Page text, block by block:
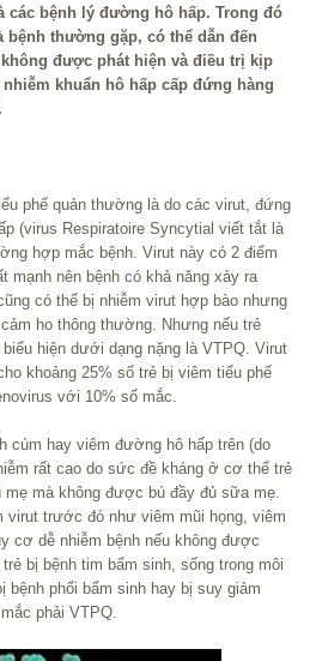
các bệnh lý đường hô hấp. Trong đó
bệnh thường gặp, có thể dẫn đến
được phát hiện và điều trị kịp
khuẩn hô hấp cấp đứng hàng
phế quản thường là do các virut, đứng
(virus Respiratoire Syncytial viết tắt là
hợp mắc bệnh. Virut này có 2 điểm
mạnh nên bệnh có khả năng xảy ra
có thể bị nhiễm virut hợp bào nhưng
ho thông thường. Nhưng nếu trẻ
hiện dưới dạng nặng là VTPQ. Virut
khoảng 25% số trẻ bị viêm tiểu phế
với 10% số mắc.
cúm hay viêm đường hô hấp trên (do
rất cao do sức đề kháng ở cơ thể trẻ
mẹ mà không được bú đầy đủ sữa mẹ.
virut trước đó như viêm mũi họng, viêm
cơ dễ nhiễm bệnh nếu không được
bị bệnh tim bẩm sinh, sống trong môi
phổi bẩm sinh hay bị suy giảm
phải VTPQ.